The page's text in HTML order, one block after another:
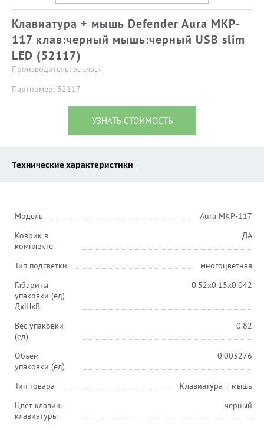
Клавиатура + мышь Defender Aura MKP-
117 клав:черный мышь:черный USB slim
LED (52117)
Производитель: DEFENDER
Партномер: 52117
УЗНАТЬ СТОИМОСТЬ
Технические характеристики
Модель
Aura MKP-117
Коврик в
комплекте
ДА
Тип подсветки
многоцветная
Габариты
упаковки (ед)
ДхШхВ
0.52x0.15x0.042
Вес упаковки
(ед)
0.82
Объем
упаковки (ед)
0.003276
Тип товара
Клавиатура + мышь
Цвет клавиш
клавиатуры
черный